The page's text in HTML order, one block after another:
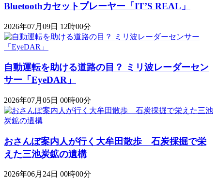
Bluetoothカセットプレーヤー「IT’S REAL」
2026年07月09日 12時00分
自動運転を助ける道路の目？ ミリ波レーダーセン
サー「EyeDAR」
2026年07月05日 00時00分
おさんぽ案内人が行く大牟田散歩 石炭採掘で栄
えた三池炭鉱の遺構
2026年06月24日 00時00分